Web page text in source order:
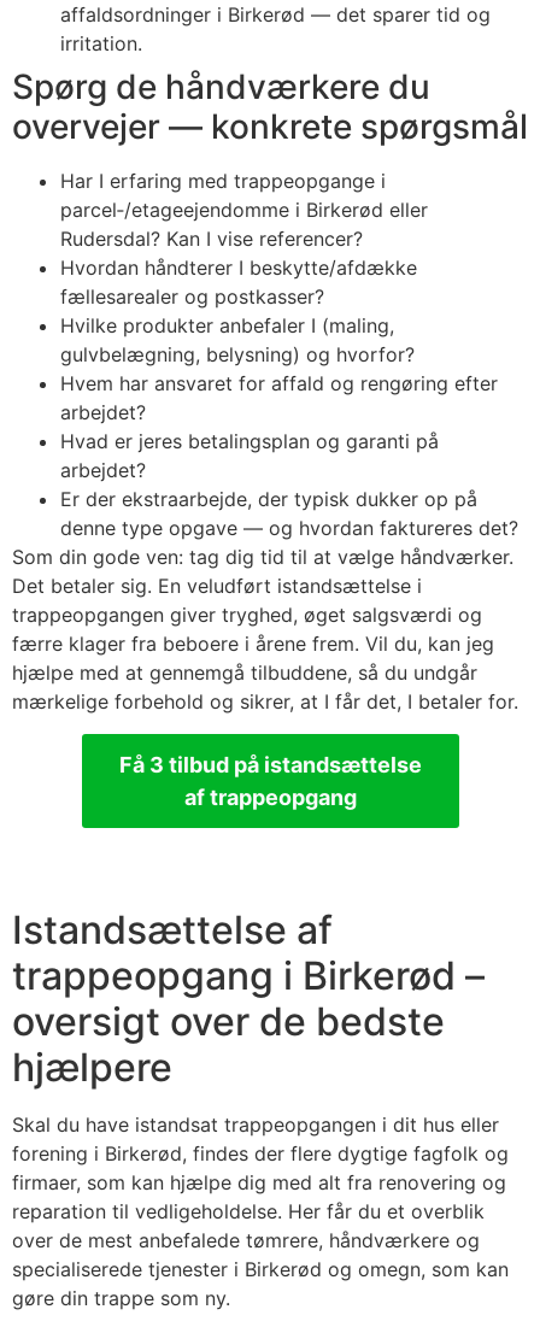
affaldsordninger i Birkerød — det sparer tid og
irritation.
Spørg de håndværkere du
overvejer — konkrete spørgsmål
Har I erfaring med trappeopgange i
parcel‑/etageejendomme i Birkerød eller
Rudersdal? Kan I vise referencer?
Hvordan håndterer I beskytte/afdække
fællesarealer og postkasser?
Hvilke produkter anbefaler I (maling,
gulvbelægning, belysning) og hvorfor?
Hvem har ansvaret for affald og rengøring efter
arbejdet?
Hvad er jeres betalingsplan og garanti på
arbejdet?
Er der ekstraarbejde, der typisk dukker op på
denne type opgave — og hvordan faktureres det?
Som din gode ven: tag dig tid til at vælge håndværker.
Det betaler sig. En veludført istandsættelse i
trappeopgangen giver tryghed, øget salgsværdi og
færre klager fra beboere i årene frem. Vil du, kan jeg
hjælpe med at gennemgå tilbuddene, så du undgår
mærkelige forbehold og sikrer, at I får det, I betaler for.
Få 3 tilbud på istandsættelse
af trappeopgang
Istandsættelse af
trappeopgang i Birkerød –
oversigt over de bedste
hjælpere
Skal du have istandsat trappeopgangen i dit hus eller
forening i Birkerød, findes der flere dygtige fagfolk og
firmaer, som kan hjælpe dig med alt fra renovering og
reparation til vedligeholdelse. Her får du et overblik
over de mest anbefalede tømrere, håndværkere og
specialiserede tjenester i Birkerød og omegn, som kan
gøre din trappe som ny.